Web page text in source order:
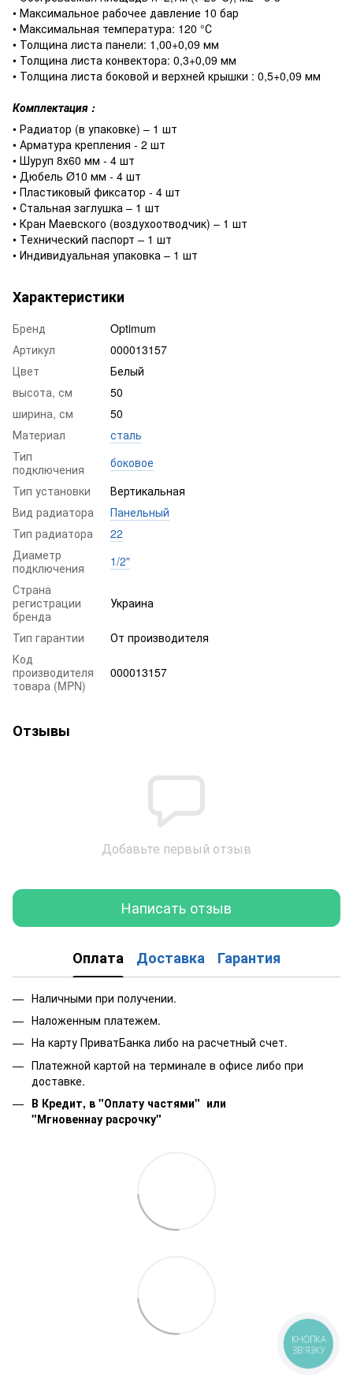
• Максимальное рабочее давление 10 бар
• Максимальная температура: 120 °С
• Толщина листа панели: 1,00+0,09 мм
• Толщина листа конвектора: 0,3+0,09 мм
• Толщина листа боковой и верхней крышки : 0,5+0,09 мм
Комплектация :
• Радиатор (в упаковке) – 1 шт
• Арматура крепления ‐ 2 шт
• Шуруп 8х60 мм ‐ 4 шт
• Дюбель Ø10 мм ‐ 4 шт
• Пластиковый фиксатор ‐ 4 шт
• Стальная заглушка – 1 шт
• Кран Маевского (воздухоотводчик) – 1 шт
• Технический паспорт – 1 шт
• Индивидуальная упаковка – 1 шт
Характеристики
Бренд
Optimum
Артикул
000013157
Цвет
Белый
высота, см
50
ширина, см
50
Материал
сталь
Тип
подключения
боковое
Тип установки
Вертикальная
Вид радиатора
Панельный
Тип радиатора
22
Диаметр
подключения
1/2"
Страна
регистрации
бренда
Украина
Тип гарантии
От производителя
Код
производителя
товара (MPN)
000013157
Отзывы
Добавьте первый отзыв
Написать отзыв
Оплата Доставка Гарантия
Наличными при получении.
Наложенным платежем.
На карту ПриватБанка либо на расчетный счет.
Платежной картой на терминале в офисе либо при
доставке.
В Кредит, в "Оплату частями" или
"Мгновеннау расрочку"
КНОПКА
ЗВ'ЯЗКУ